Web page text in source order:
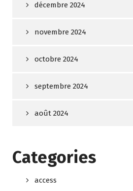
décembre 2024
novembre 2024
octobre 2024
septembre 2024
août 2024
Categories
access